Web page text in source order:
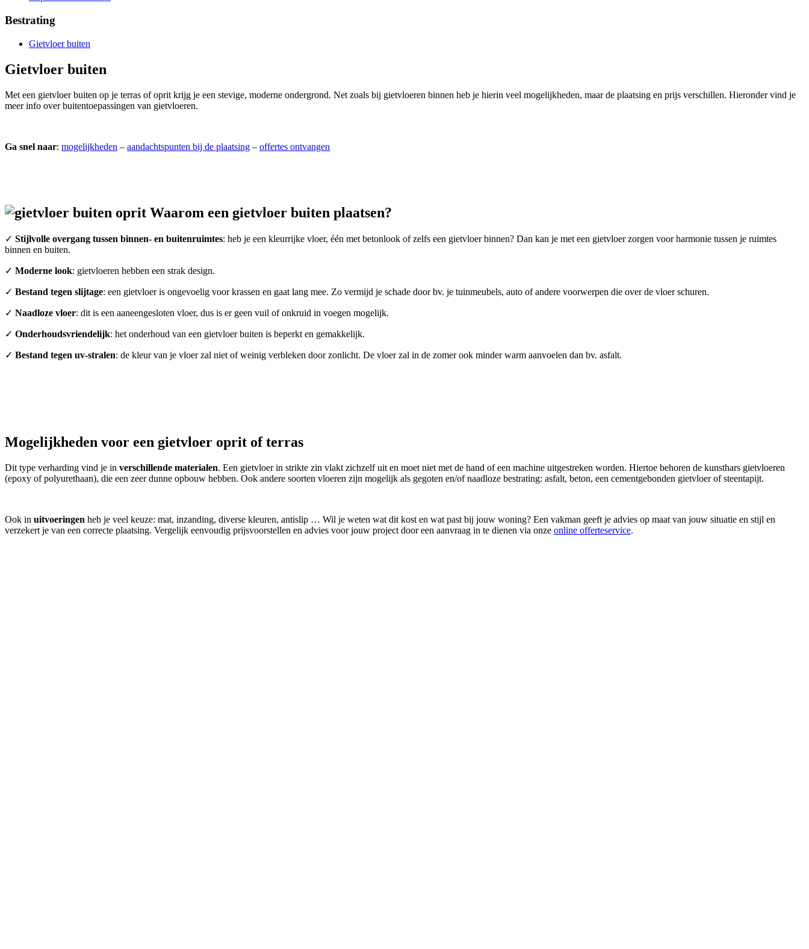
Bestrating
Gietvloer buiten
Gietvloer buiten
Met een gietvloer buiten op je terras of oprit krijg je een stevige, moderne ondergrond. Net zoals bij gietvloeren binnen heb je hierin veel mogelijkheden, maar de plaatsing en prijs verschillen. Hieronder vind je
meer info over buitentoepassingen van gietvloeren.
Ga snel naar: mogelijkheden – aandachtspunten bij de plaatsing – offertes ontvangen
Waarom een gietvloer buiten plaatsen?
✓ Stijlvolle overgang tussen binnen- en buitenruimtes: heb je een kleurrijke vloer, één met betonlook of zelfs een gietvloer binnen? Dan kan je met een gietvloer zorgen voor harmonie tussen je ruimtes
binnen en buiten.
✓ Moderne look: gietvloeren hebben een strak design.
✓ Bestand tegen slijtage: een gietvloer is ongevoelig voor krassen en gaat lang mee. Zo vermijd je schade door bv. je tuinmeubels, auto of andere voorwerpen die over de vloer schuren.
✓ Naadloze vloer: dit is een aaneengesloten vloer, dus is er geen vuil of onkruid in voegen mogelijk.
✓ Onderhoudsvriendelijk: het onderhoud van een gietvloer buiten is beperkt en gemakkelijk.
✓ Bestand tegen uv-stralen: de kleur van je vloer zal niet of weinig verbleken door zonlicht. De vloer zal in de zomer ook minder warm aanvoelen dan bv. asfalt.
Mogelijkheden voor een gietvloer oprit of terras
Dit type verharding vind je in verschillende materialen. Een gietvloer in strikte zin vlakt zichzelf uit en moet niet met de hand of een machine uitgestreken worden. Hiertoe behoren de kunsthars gietvloeren
(epoxy of polyurethaan), die een zeer dunne opbouw hebben. Ook andere soorten vloeren zijn mogelijk als gegoten en/of naadloze bestrating: asfalt, beton, een cementgebonden gietvloer of steentapijt.
Ook in uitvoeringen heb je veel keuze: mat, inzanding, diverse kleuren, antislip … Wil je weten wat dit kost en wat past bij jouw woning? Een vakman geeft je advies op maat van jouw situatie en stijl en
verzekert je van een correcte plaatsing. Vergelijk eenvoudig prijsvoorstellen en advies voor jouw project door een aanvraag in te dienen via onze online offerteservice.